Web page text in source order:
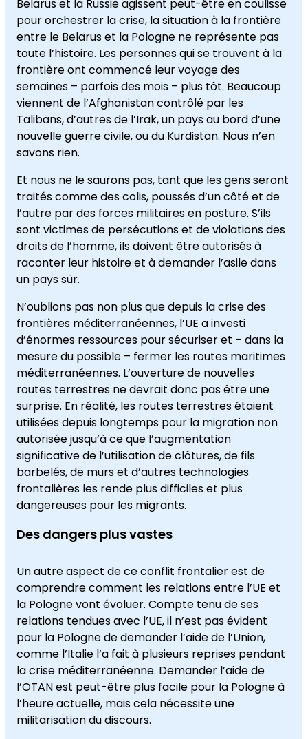
Belarus et la Russie agissent peut-être en coulisse
pour orchestrer la crise, la situation à la frontière
entre le Belarus et la Pologne ne représente pas
toute l’histoire. Les personnes qui se trouvent à la
frontière ont commencé leur voyage des
semaines – parfois des mois – plus tôt. Beaucoup
viennent de l’Afghanistan contrôlé par les
Talibans, d’autres de l’Irak, un pays au bord d’une
nouvelle guerre civile, ou du Kurdistan. Nous n’en
savons rien.
Et nous ne le saurons pas, tant que les gens seront
traités comme des colis, poussés d’un côté et de
l’autre par des forces militaires en posture. S’ils
sont victimes de persécutions et de violations des
droits de l’homme, ils doivent être autorisés à
raconter leur histoire et à demander l’asile dans
un pays sûr.
N’oublions pas non plus que depuis la crise des
frontières méditerranéennes, l’UE a investi
d’énormes ressources pour sécuriser et – dans la
mesure du possible – fermer les routes maritimes
méditerranéennes. L’ouverture de nouvelles
routes terrestres ne devrait donc pas être une
surprise. En réalité, les routes terrestres étaient
utilisées depuis longtemps pour la migration non
autorisée jusqu’à ce que l’augmentation
significative de l’utilisation de clôtures, de fils
barbelés, de murs et d’autres technologies
frontalières les rende plus difficiles et plus
dangereuses pour les migrants.
Des dangers plus vastes
Un autre aspect de ce conflit frontalier est de
comprendre comment les relations entre l’UE et
la Pologne vont évoluer. Compte tenu de ses
relations tendues avec l’UE, il n’est pas évident
pour la Pologne de demander l’aide de l’Union,
comme l’Italie l’a fait à plusieurs reprises pendant
la crise méditerranéenne. Demander l’aide de
l’OTAN est peut-être plus facile pour la Pologne à
l’heure actuelle, mais cela nécessite une
militarisation du discours.